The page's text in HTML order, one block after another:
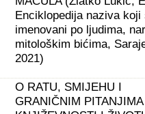
Enciklopedija naziva koji
imenovani po ljudima,
mitološkim bićima,
2021)
O RATU, SMIJEHU I
GRANIČNIM